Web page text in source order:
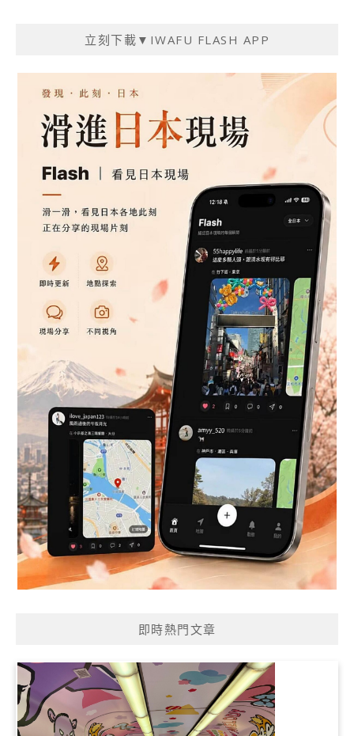
立刻下載▼IWAFU FLASH APP
即時熱門文章